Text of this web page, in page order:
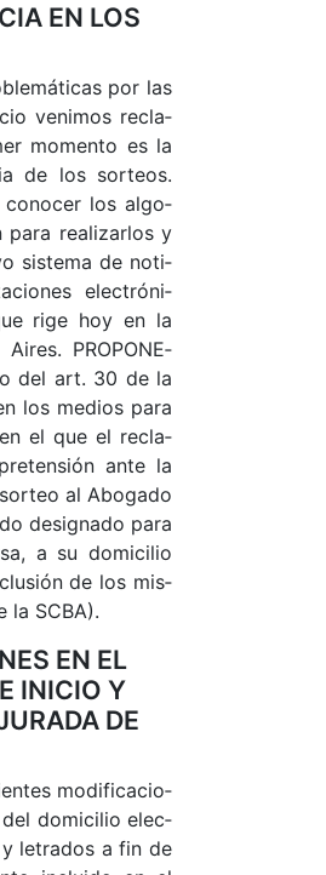
EN LOS
por las
ve­ni­mos re­cla­
mo­men­to es la
de los sor­teo­s.
co­no­cer los al­go­
pa­ra rea­li­zar­los y
sis­te­ma de no­ti­
elec­tró­ni­
ri­ge hoy en la
PRO­PO­NE­
del ar­t. 30 de la
los me­dios pa­ra
el que el re­cla­
an­te la
al Abo­ga­do
de­sig­na­do pa­ra
a su do­mi­ci­lio
de los mis­
la SCBA).
EN EL
INICIO Y
DE
mo­di­fi­ca­cio­
del do­mi­ci­lio elec­
le­tra­dos a fin de